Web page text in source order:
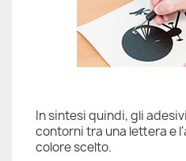
In sintesi quindi, gli
contorni tra una lettera e
colore scelto.